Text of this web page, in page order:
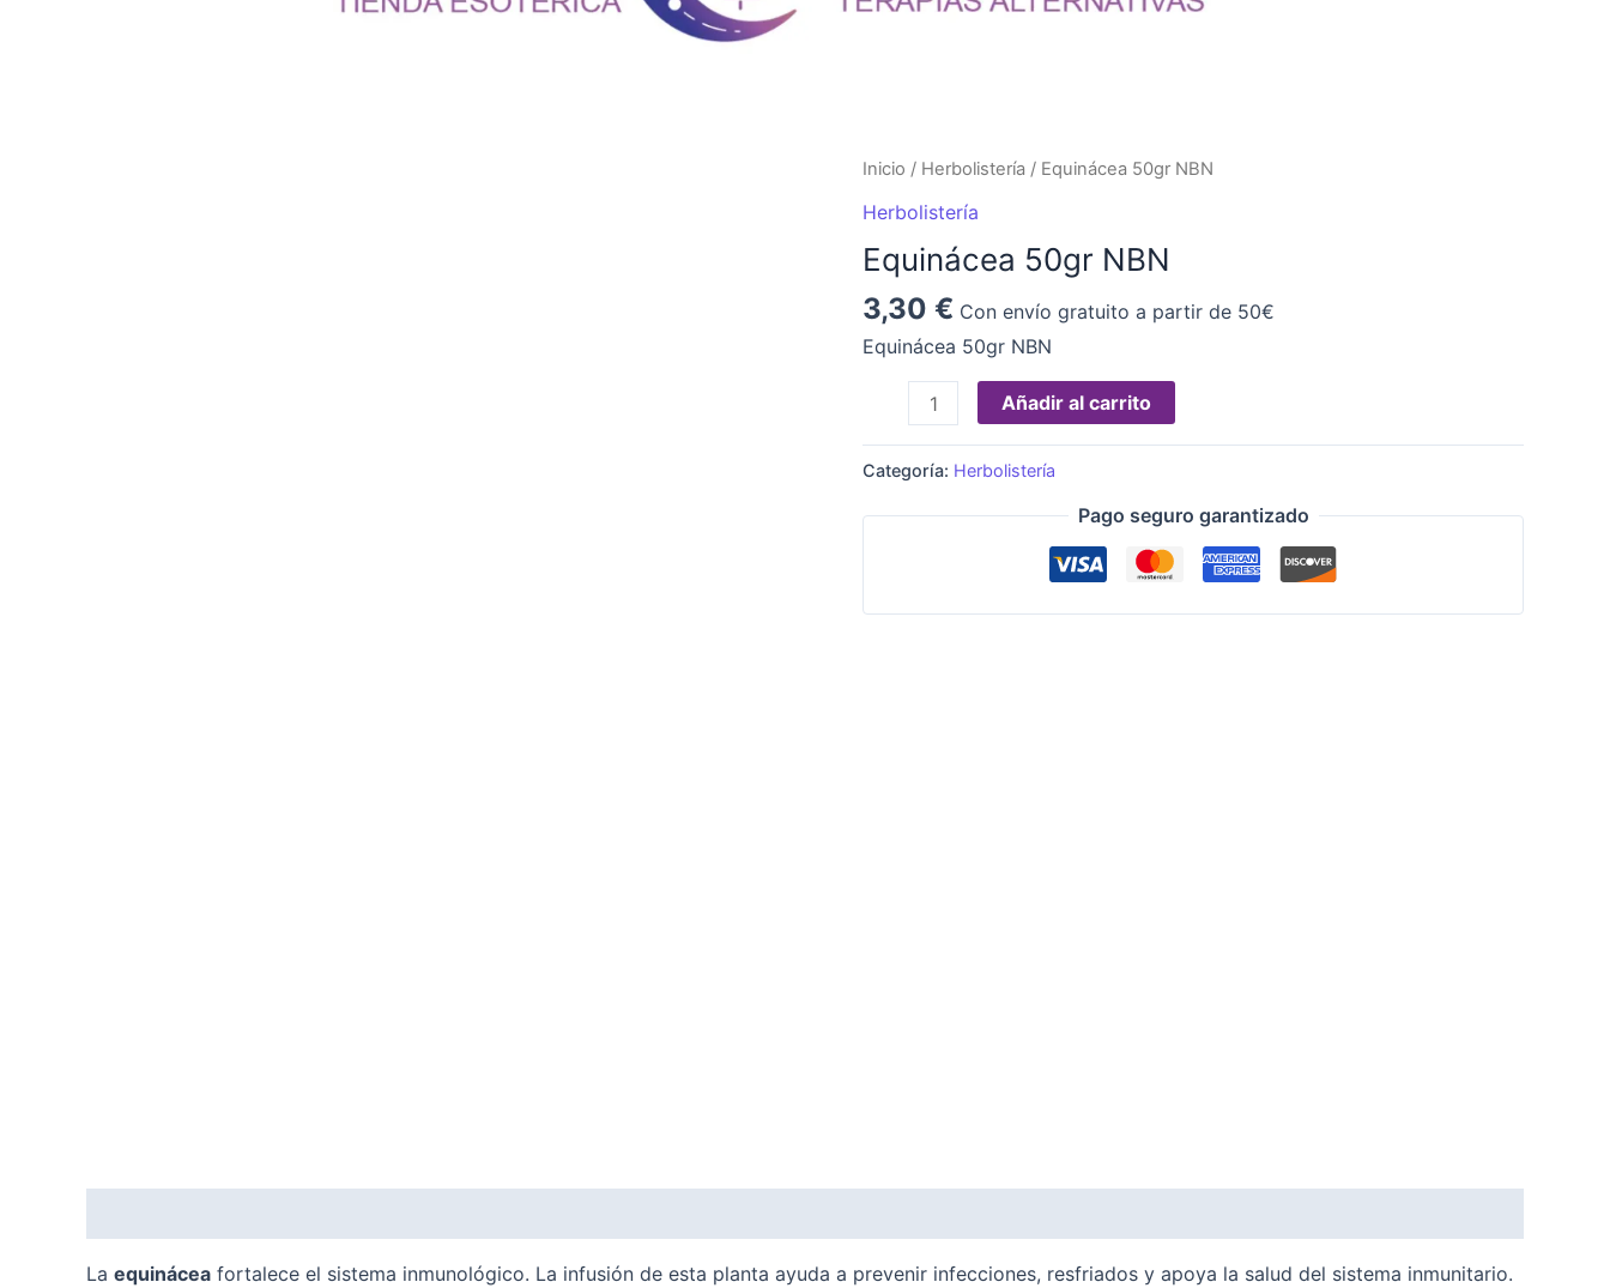
Inicio / Herbolistería / Equinácea 50gr NBN
Herbolistería
Equinácea 50gr NBN
3,30 € Con envío gratuito a partir de 50€
Equinácea 50gr NBN
Equinácea
50gr
cantidad
Añadir al carrito
Categoría: Herbolistería
Pago seguro garantizado
La equinácea fortalece el sistema inmunológico. La infusión de esta planta ayuda a prevenir infecciones, resfriados y apoya la salud del sistema inmunitario.